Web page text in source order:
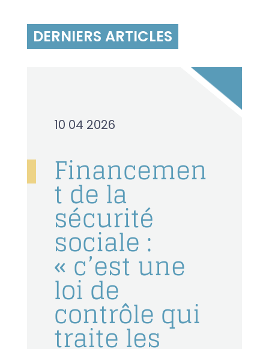
DERNIERS ARTICLES
10 04 2026
Financemen
t de la
sécurité
sociale :
« c’est une
loi de
contrôle qui
traite les